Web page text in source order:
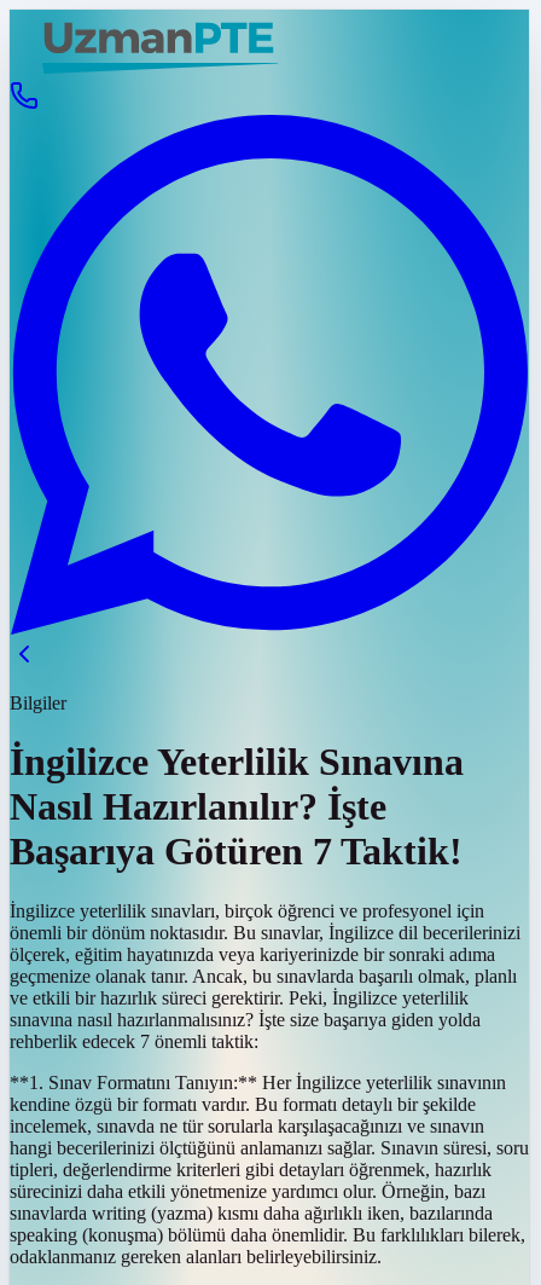
Bilgiler
İngilizce Yeterlilik Sınavına
Nasıl Hazırlanılır? İşte
Başarıya Götüren 7 Taktik!
İngilizce yeterlilik sınavları, birçok öğrenci ve profesyonel için
önemli bir dönüm noktasıdır. Bu sınavlar, İngilizce dil becerilerinizi
ölçerek, eğitim hayatınızda veya kariyerinizde bir sonraki adıma
geçmenize olanak tanır. Ancak, bu sınavlarda başarılı olmak, planlı
ve etkili bir hazırlık süreci gerektirir. Peki, İngilizce yeterlilik
sınavına nasıl hazırlanmalısınız? İşte size başarıya giden yolda
rehberlik edecek 7 önemli taktik:
**1. Sınav Formatını Tanıyın:** Her İngilizce yeterlilik sınavının
kendine özgü bir formatı vardır. Bu formatı detaylı bir şekilde
incelemek, sınavda ne tür sorularla karşılaşacağınızı ve sınavın
hangi becerilerinizi ölçtüğünü anlamanızı sağlar. Sınavın süresi, soru
tipleri, değerlendirme kriterleri gibi detayları öğrenmek, hazırlık
sürecinizi daha etkili yönetmenize yardımcı olur. Örneğin, bazı
sınavlarda writing (yazma) kısmı daha ağırlıklı iken, bazılarında
speaking (konuşma) bölümü daha önemlidir. Bu farklılıkları bilerek,
odaklanmanız gereken alanları belirleyebilirsiniz.